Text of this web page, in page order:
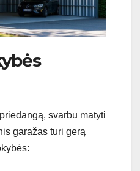
svarbu matyti
garažas turi gerą